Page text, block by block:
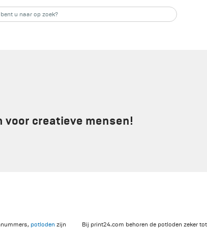
creatieve mensen!
potloden zijn
Bij print24.com behoren de potloden zeker